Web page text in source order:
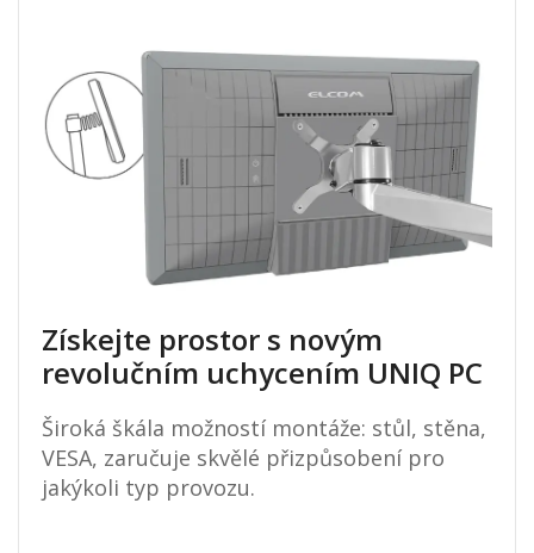
Získejte prostor s novým
revolučním uchycením UNIQ PC
Široká škála možností montáže: stůl, stěna,
VESA, zaručuje skvělé přizpůsobení pro
jakýkoli typ provozu.